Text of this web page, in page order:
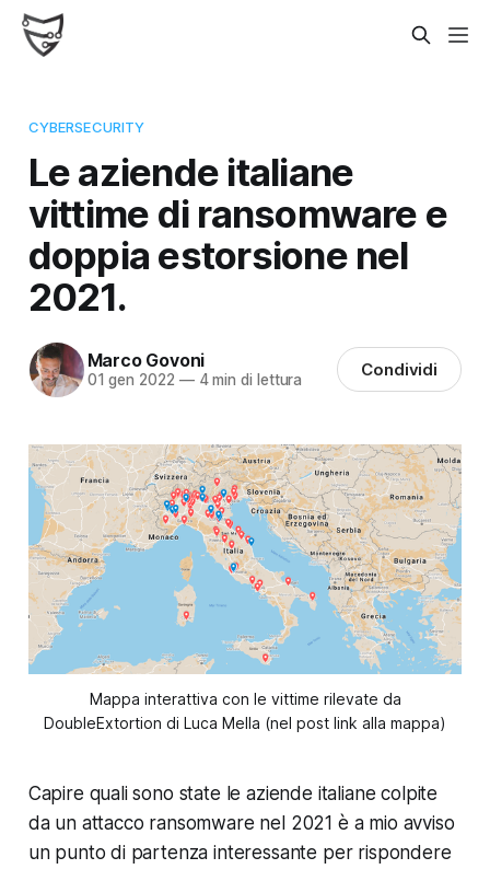
CYBERSECURITY
Le aziende italiane
vittime di ransomware e
doppia estorsione nel
2021.
Marco Govoni
01 gen 2022 —4 min di lettura Condividi
Mappa interattiva con le vittime rilevate da
DoubleExtortion di Luca Mella (nel post link alla mappa)
Capire quali sono state le aziende italiane colpite
da un attacco ransomware nel 2021 è a mio avviso
un punto di partenza interessante per rispondere